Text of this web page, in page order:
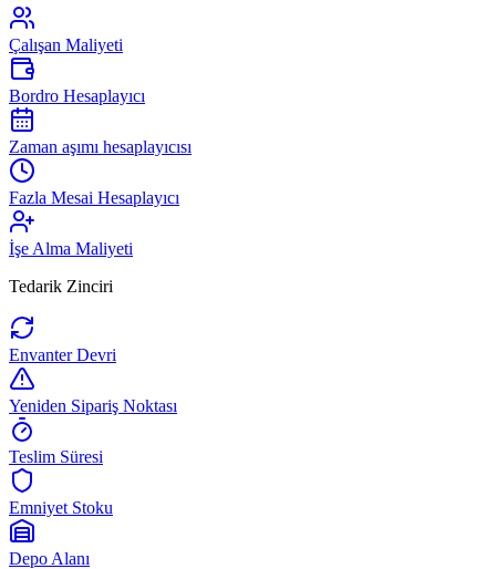
Çalışan Maliyeti
Bordro Hesaplayıcı
Zaman aşımı hesaplayıcısı
Fazla Mesai Hesaplayıcı
İşe Alma Maliyeti
Tedarik Zinciri
Envanter Devri
Yeniden Sipariş Noktası
Teslim Süresi
Emniyet Stoku
Depo Alanı